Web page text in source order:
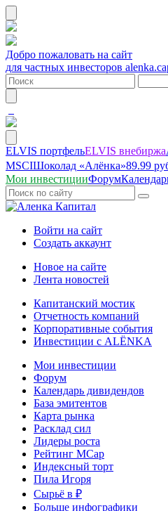
Добро пожаловать на сайт
для частных инвесторов
ELVIS портфельELVIS внебиржа
MSCIШоколад «Алёнка»89.99
Мои инвестицииФорум
Войти на сайт
Создать аккаунт
Новое на сайте
Лента новостей
Капитанский мостик
Отчетность компаний
Корпоративные события
Инвестиции с ALЁNKA
Мои инвестиции
Форум
Календарь дивидендов
База эмитентов
Карта рынка
Расклад сил
Лидеры роста
Рейтинг MCap
Индексный торт
Пила Игоря
Сырьё в ₽
Больше инфографики